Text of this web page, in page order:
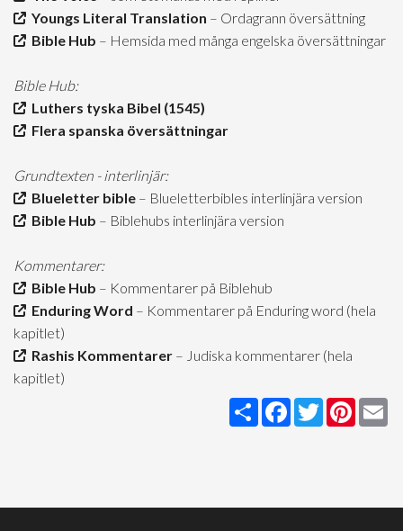
Youngs Literal Translation – Ordagrann översättning
Bible Hub – Hemsida med många engelska översättningar
Bible Hub:
Luthers tyska Bibel (1545)
Flera spanska översättningar
Grundtexten - interlinjär:
Blueletter bible – Blueletterbibles interlinjära version
Bible Hub – Biblehubs interlinjära version
Kommentarer:
Bible Hub – Kommentarer på Biblehub
Enduring Word – Kommentarer på Enduring word (hela
kapitlet)
Rashis Kommentarer – Judiska kommentarer (hela
kapitlet)
Share Facebook
Twitter